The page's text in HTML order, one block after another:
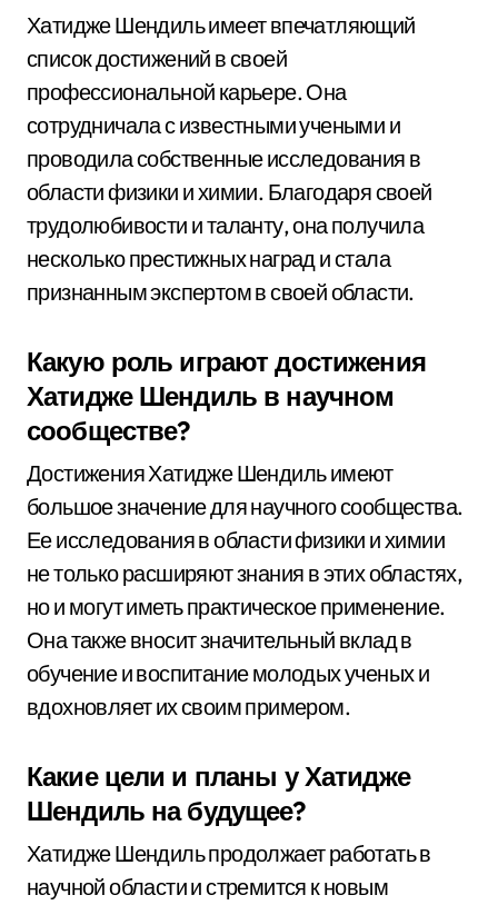
Хатидже Шендиль имеет впечатляющий
список достижений в своей
профессиональной карьере. Она
сотрудничала с известными учеными и
проводила собственные исследования в
области физики и химии. Благодаря своей
трудолюбивости и таланту, она получила
несколько престижных наград и стала
признанным экспертом в своей области.
Какую роль играют достижения
Хатидже Шендиль в научном
сообществе?
Достижения Хатидже Шендиль имеют
большое значение для научного сообщества.
Ее исследования в области физики и химии
не только расширяют знания в этих областях,
но и могут иметь практическое применение.
Она также вносит значительный вклад в
обучение и воспитание молодых ученых и
вдохновляет их своим примером.
Какие цели и планы у Хатидже
Шендиль на будущее?
Хатидже Шендиль продолжает работать в
научной области и стремится к новым